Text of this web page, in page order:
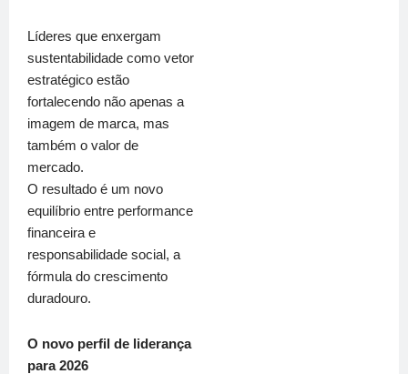
Líderes que enxergam
sustentabilidade como vetor
estratégico estão
fortalecendo não apenas a
imagem de marca, mas
também o valor de
mercado.
O resultado é um novo
equilíbrio entre performance
financeira e
responsabilidade social, a
fórmula do crescimento
duradouro.
O novo perfil de liderança
para 2026